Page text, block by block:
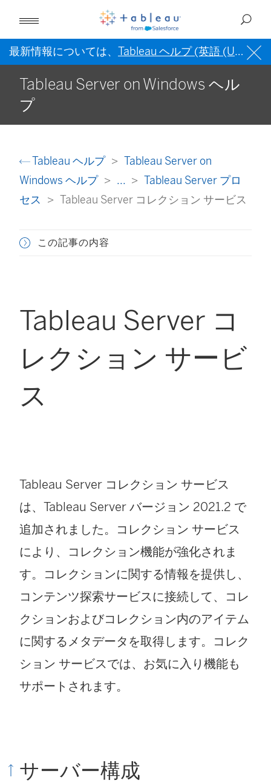
最新情報については、 Tableau ヘルプ (英語 (US)) を
Tableau Server on Windows ヘル
プ
Tableau ヘルプ
Tableau Server on
Windows ヘルプ
...
Tableau Server プロ
セス
Tableau Server コレクション サービス
この記事の内容
Tableau Server コ
レクション サービ
ス
Tableau Server コレクション サービス
は、Tableau Server バージョン 2021.2 で
追加されました。コレクション サービス
により、コレクション機能が強化されま
す。コレクションに関する情報を提供し、
コンテンツ探索サービスに接続して、コレ
クションおよびコレクション内のアイテム
に関するメタデータを取得します。コレク
ション サービスでは、お気に入り機能も
サポートされます。
サーバー構成